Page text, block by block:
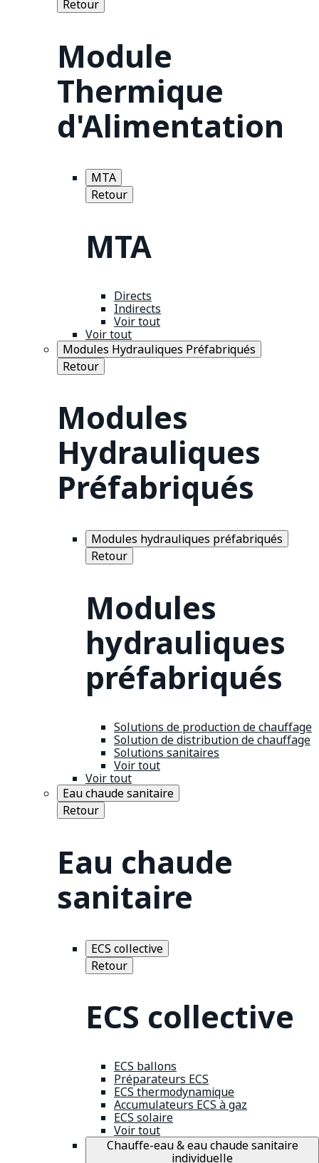
Retour
Module
Thermique
d'Alimentation
MTA
Retour
MTA
Directs
Indirects
Voir tout
Voir tout
Modules Hydrauliques Préfabriqués
Retour
Modules
Hydrauliques
Préfabriqués
Modules hydrauliques préfabriqués
Retour
Modules
hydrauliques
préfabriqués
Solutions de production de chauffage
Solution de distribution de chauffage
Solutions sanitaires
Voir tout
Voir tout
Eau chaude sanitaire
Retour
Eau chaude
sanitaire
ECS collective
Retour
ECS collective
ECS ballons
Préparateurs ECS
ECS thermodynamique
Accumulateurs ECS à gaz
ECS solaire
Voir tout
Chauffe-eau & eau chaude sanitaire
individuelle